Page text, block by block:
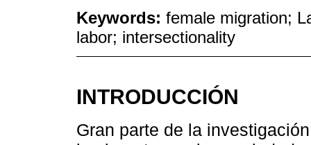
Keywords: female migration;
labor; intersectionality
INTRODUCCIÓN
Gran parte de la